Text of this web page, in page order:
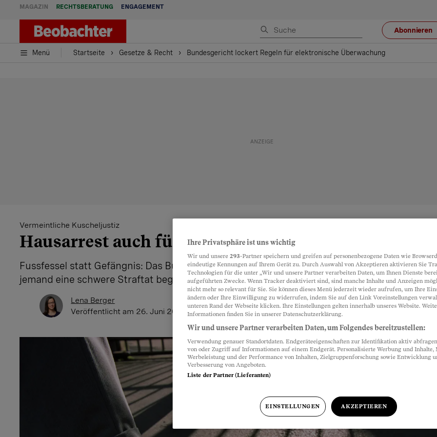
MAGAZIN RECHTSBERATUNG ENGAGEMENT
Abonnieren
Menü Startseite Gesetze & Recht Bundesgericht lockert Regeln für elektronische Überwachung
Vermeintliche Kuscheljustiz
Hausarrest auch für Schwerverbrecher? Natürlich
Fussfessel statt Gefängnis: Das Bundesgericht hat entschieden, dass das auch möglich sein
jemand eine schwere Straftat begangen hat. Der Aufschrei ist laut. Aber unberechtigt.
Lena Berger
Veröffentlicht am 26. Juni 2024 - 09:06 Uhr
Ihre Privatsphäre ist uns wichtig
Wir und unsere 293-Partner speichern und greifen auf personenbezogene Daten wie
eindeutige Kennungen auf Ihrem Gerät zu. Durch Auswahl von Akzeptieren aktivieren Sie
Technologien für die unter „Wir und unsere Partner verarbeiten Daten, um Ihnen Dienste
aufgeführten Zwecke. Wenn Tracker deaktiviert sind, sind manche Inhalte und Anzeigen
nicht mehr so relevant für Sie. Sie können dieses Menü jederzeit wieder aufrufen, um Ihre
ändern oder Ihre Einwilligung zu widerrufen, indem Sie auf den Link Voreinstellungen
unteren Rand der Webseite klicken. Ihre Einstellungen gelten innerhalb unseres Website.
Informationen finden Sie in unserer Datenschutzerklärung.
Wir und unsere Partner verarbeiten Daten, um Folgendes bereitzustellen:
Verwendung genauer Standortdaten. Endgeräteeigenschaften zur Identifikation aktiv
von oder Zugriff auf Informationen auf einem Endgerät. Personalisierte Werbung und Inhalte,
Werbeleistung und der Performance von Inhalten, Zielgruppenforschung sowie Entwicklung
Verbesserung von Angeboten.
Liste der Partner (Lieferanten)
EINSTELLUNGEN AKZEPTIEREN